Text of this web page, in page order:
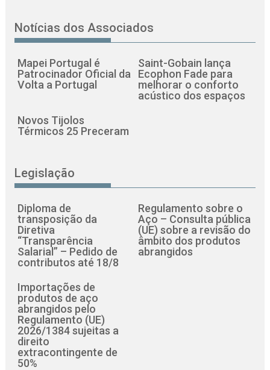
Notícias dos Associados
Mapei Portugal é
Patrocinador Oficial da
Volta a Portugal
Saint-Gobain lança
Ecophon Fade para
melhorar o conforto
acústico dos espaços
Novos Tijolos
Térmicos 25 Preceram
Legislação
Diploma de
transposição da
Diretiva
“Transparência
Salarial” – Pedido de
contributos até 18/8
Regulamento sobre o
Aço – Consulta pública
(UE) sobre a revisão do
âmbito dos produtos
abrangidos
Importações de
produtos de aço
abrangidos pelo
Regulamento (UE)
2026/1384 sujeitas a
direito
extracontingente de
50%